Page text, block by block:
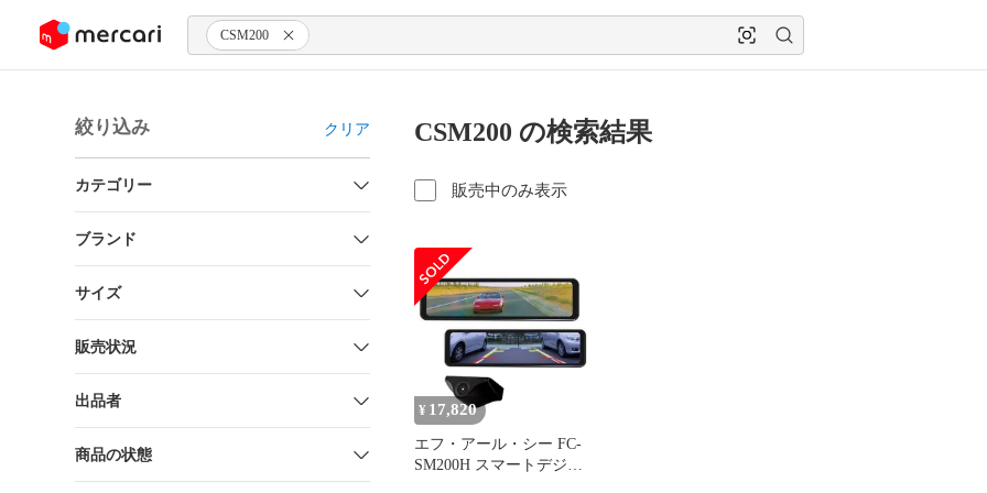
ツにスキップ CSM200
絞り込み クリア
カテゴリー
ブランド
サイズ
販売状況
出品者
商品の状態
CSM200 の検索結果
販売中のみ表示
¥ 17,820
エフ・アール・シー FC-
SM200H スマートデジタ